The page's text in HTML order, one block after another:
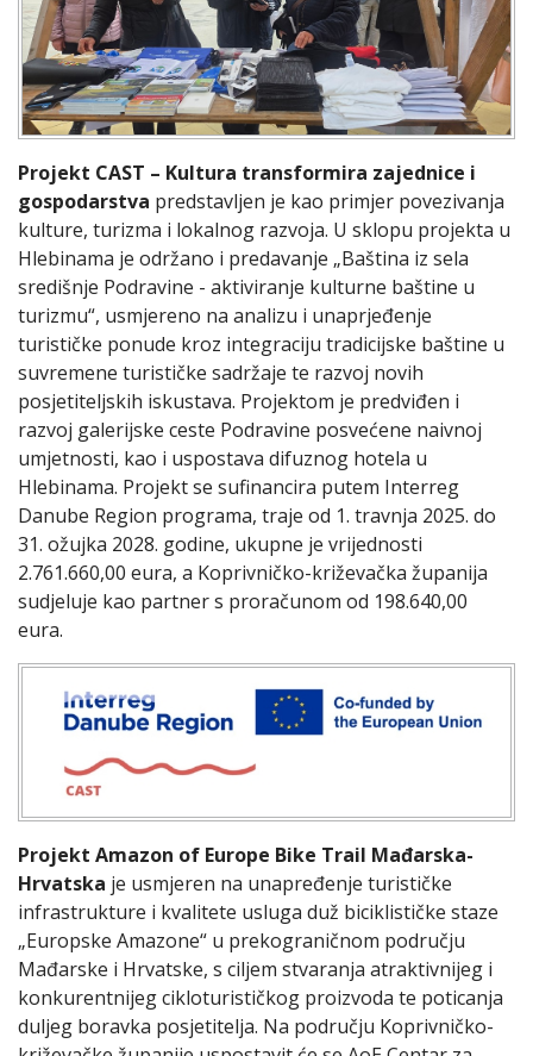
Projekt CAST – Kultura transformira zajednice i
gospodarstva predstavljen je kao primjer povezivanja
kulture, turizma i lokalnog razvoja. U sklopu projekta u
Hlebinama je održano i predavanje „Baština iz sela
središnje Podravine - aktiviranje kulturne baštine u
turizmu“, usmjereno na analizu i unaprjeđenje
turističke ponude kroz integraciju tradicijske baštine u
suvremene turističke sadržaje te razvoj novih
posjetiteljskih iskustava. Projektom je predviđen i
razvoj galerijske ceste Podravine posvećene naivnoj
umjetnosti, kao i uspostava difuznog hotela u
Hlebinama. Projekt se sufinancira putem Interreg
Danube Region programa, traje od 1. travnja 2025. do
31. ožujka 2028. godine, ukupne je vrijednosti
2.761.660,00 eura, a Koprivničko-križevačka županija
sudjeluje kao partner s proračunom od 198.640,00
eura.
Projekt Amazon of Europe Bike Trail Mađarska-
Hrvatska je usmjeren na unapređenje turističke
infrastrukture i kvalitete usluga duž biciklističke staze
„Europske Amazone“ u prekograničnom području
Mađarske i Hrvatske, s ciljem stvaranja atraktivnijeg i
konkurentnijeg cikloturističkog proizvoda te poticanja
duljeg boravka posjetitelja. Na području Koprivničko-